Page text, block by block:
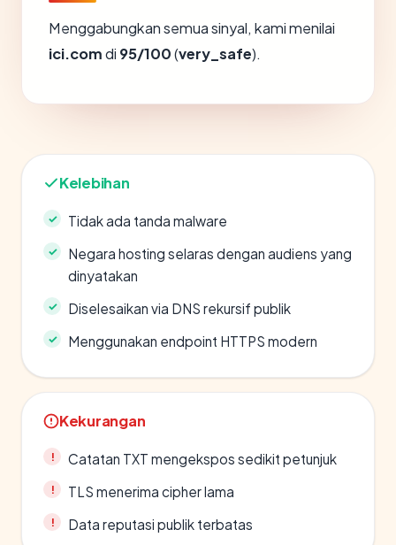
Menggabungkan semua sinyal, kami menilai
ici.comdi 95/100(very_safe).
Kelebihan
Tidak ada tanda malware
Negara hosting selaras dengan audiens yang
dinyatakan
Diselesaikan via DNS rekursif publik
Menggunakan endpoint HTTPS modern
Kekurangan
Catatan TXT mengekspos sedikit petunjuk
TLS menerima cipher lama
Data reputasi publik terbatas